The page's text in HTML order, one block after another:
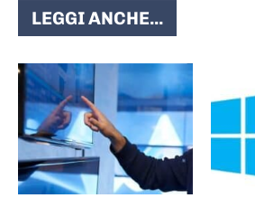
LEGGI ANCHE...